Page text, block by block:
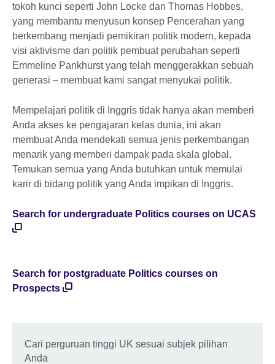
tokoh kunci seperti John Locke dan Thomas Hobbes,
yang membantu menyusun konsep Pencerahan yang
berkembang menjadi pemikiran politik modern, kepada
visi aktivisme dan politik pembuat perubahan seperti
Emmeline Pankhurst yang telah menggerakkan sebuah
generasi – membuat kami sangat menyukai politik.
Mempelajari politik di Inggris tidak hanya akan memberi
Anda akses ke pengajaran kelas dunia, ini akan
membuat Anda mendekati semua jenis perkembangan
menarik yang memberi dampak pada skala global.
Temukan semua yang Anda butuhkan untuk memulai
karir di bidang politik yang Anda impikan di Inggris.
Search for undergraduate Politics courses on UCAS
Search for postgraduate Politics courses on
Prospects
Cari perguruan tinggi UK sesuai subjek pilihan
Anda